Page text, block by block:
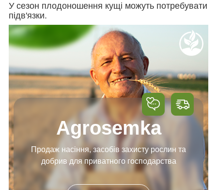
У сезон плодоношення кущі можуть потребувати
підв'язки.
Agrosemka
Продаж насіння, засобів захисту рослин та
добрив для приватного господарства